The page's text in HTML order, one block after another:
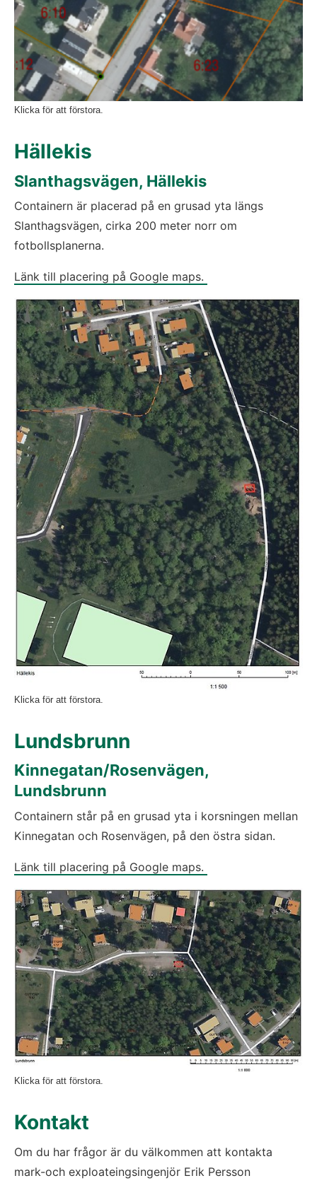
Klicka för att förstora.
Hällekis
Slanthagsvägen, Hällekis
Containern är placerad på en grusad yta längs
Slanthagsvägen, cirka 200 meter norr om
fotbollsplanerna.
Länk till placering på Google maps.
Klicka för att förstora.
Lundsbrunn
Kinnegatan/Rosenvägen,
Lundsbrunn
Containern står på en grusad yta i korsningen mellan
Kinnegatan och Rosenvägen, på den östra sidan.
Länk till placering på Google maps.
Klicka för att förstora.
Kontakt
Om du har frågor är du välkommen att kontakta
mark-och exploateingsingenjör Erik Persson